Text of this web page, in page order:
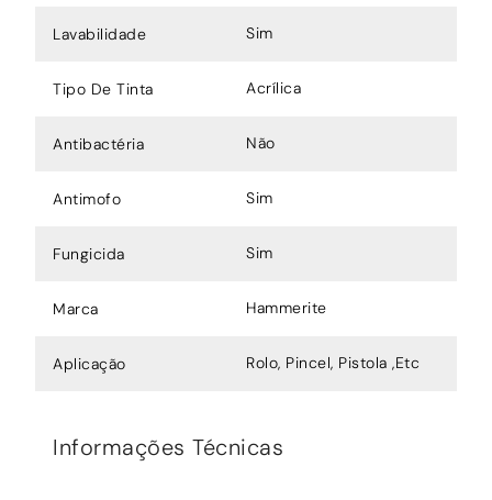
Lavabilidade Sim
Tipo De Tinta Acrílica
Antibactéria Não
Antimofo Sim
Fungicida Sim
Marca Hammerite
Aplicação Rolo, Pincel, Pistola ,Etc
Informações Técnicas